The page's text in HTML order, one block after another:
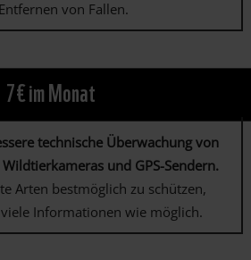
von Fallen.
7€ im Monat
technische Überwachung von
und GPS-Sendern.
Arten bestmöglich zu schützen,
Informationen wie möglich.